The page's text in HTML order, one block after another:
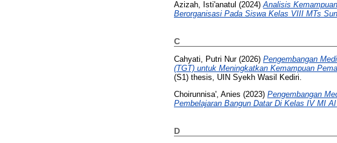
Azizah, Isti'anatul (2024)Analisis
Berorganisasi Pada Siswa Kelas VIII MTs
C
Cahyati, Putri Nur(2026) Pengembangan
(TGT) untuk Meningkatkan Kemampuan
(S1) thesis, UIN Syekh Wasil Kediri.
Choirunnisa', Anies (2023) Pengembangan
Pembelajaran Bangun Datar Di Kelas IV MI Al
D